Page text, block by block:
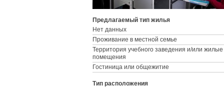
Предлагаемый тип жилья
Нет данных
Проживание в местной семье
Территория учебного заведения и/или жилые
помещения
Гостиница или общежитие
Тип расположения